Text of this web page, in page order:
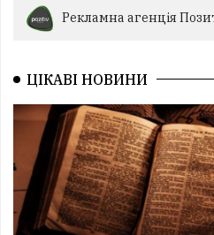
Рекламна агенція
ЦІКАВІ НОВИНИ